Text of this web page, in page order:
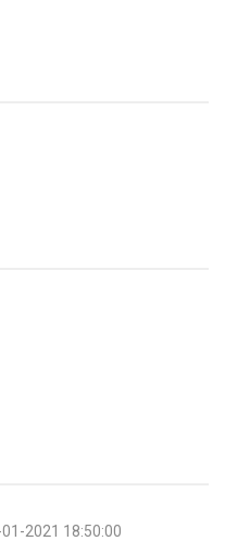
2021 18:50:00